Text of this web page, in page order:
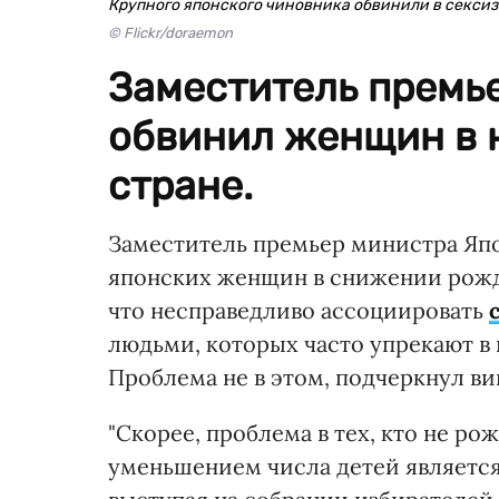
Крупного японского чиновника обвинили в
© Flickr/doraemon
Заместитель
обвинил женщин в
стране.
Заместитель премьер министра
японских женщин в снижении
что несправедливо ассоциировать
людьми, которых часто упрекают в
Проблема не в этом, подчеркнул
"Скорее, проблема в тех, кто не
уменьшением числа детей